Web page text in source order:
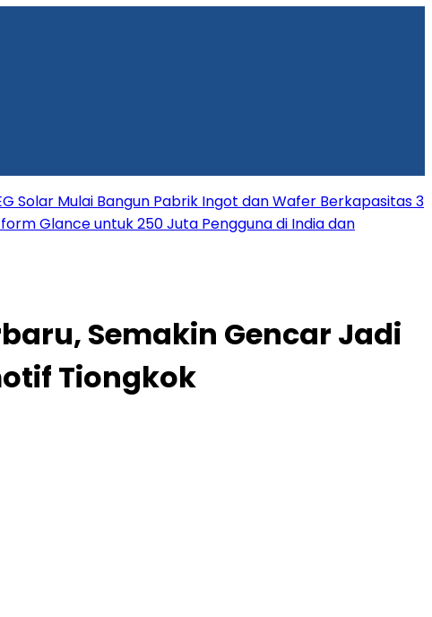
Solar Mulai Bangun Pabrik Ingot dan Wafer Berkapasitas 3
Glance untuk 250 Juta Pengguna di India dan
Semakin Gencar Jadi
Tiongkok